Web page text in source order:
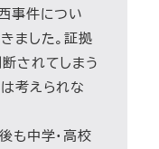
事件につい
ました。証拠
されてしまう
考えられな
も中学・高校